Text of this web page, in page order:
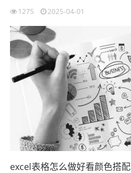
1275 2025-04-01
excel表格怎么做好看颜色搭配